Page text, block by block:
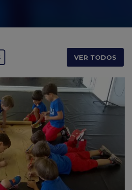
VER TODOS